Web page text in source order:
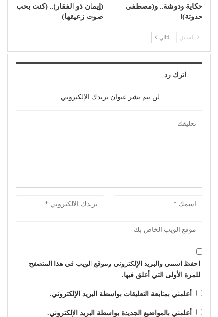
حكاية ودوشة.. و(مصطفى
حدوتة)!
(إيمان ذو الفقار).. (كنت بحب
صوت زعيقها)
السابق التالي
اترك رد
لن يتم نشر عنوان بريدك الإلكتروني.
احفظ اسمي والبريد الإلكتروني وموقع الويب في هذا المتصفح
للمرة الأولى التي أعلق فيها.
أعلمني بمتابعة التعليقات بواسطة البريد الإلكتروني.
أعلمني بالمواضيع الجديدة بواسطة البريد الإلكتروني.